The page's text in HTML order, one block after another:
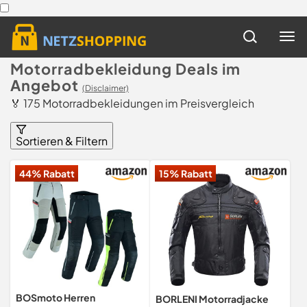
Motorradbekleidung Deals im
Angebot (Disclaimer)
🏅 175 Motorradbekleidungen im Preisvergleich
Sortieren & Filtern
44% Rabatt
BOSmoto Herren
15% Rabatt
BORLENI Motorradjacke